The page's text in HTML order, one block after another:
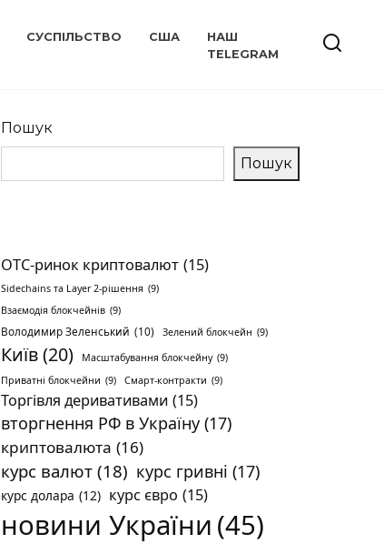
СУСПІЛЬСТВО США
НАШ
TELEGRAM
Пошук
Пошук
OTC-ринок криптовалют (15)
Sidechains та Layer 2-рішення (9)
Взаємодія блокчейнів (9)
Володимир Зеленський (10) Зелений блокчейн (9)
Київ(20) Масштабування блокчейну (9)
Приватні блокчейни (9) Смарт-контракти (9)
Торгівля деривативами (15)
вторгнення РФ в Україну (17)
криптовалюта (16)
курс валют (18) курс гривні (17)
курс долара (12) курс євро (15)
новини України (45)